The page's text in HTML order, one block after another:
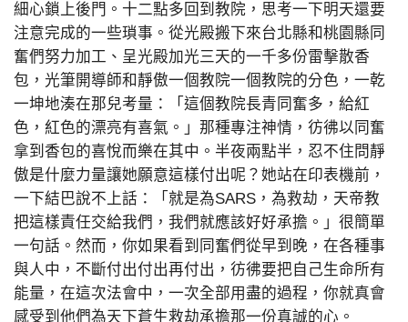
細心鎖上後門。十二點多回到教院，思考一下明天還要
注意完成的一些瑣事。從光殿搬下來台北縣和桃園縣同
奮們努力加工、呈光殿加光三天的一千多份雷擊散香
包，光筆開導師和靜傲一個教院一個教院的分色，一乾
一坤地湊在那兒考量：「這個教院長青同奮多，給紅
色，紅色的漂亮有喜氣。」那種專注神情，彷彿以同奮
拿到香包的喜悅而樂在其中。半夜兩點半，忍不住問靜
傲是什麼力量讓她願意這樣付出呢？她站在印表機前，
一下結巴說不上話：「就是為SARS，為救劫，天帝教
把這樣責任交給我們，我們就應該好好承擔。」很簡單
一句話。然而，你如果看到同奮們從早到晚，在各種事
與人中，不斷付出付出再付出，彷彿要把自己生命所有
能量，在這次法會中，一次全部用盡的過程，你就真會
感受到他們為天下蒼生救劫承擔那一份真誠的心。